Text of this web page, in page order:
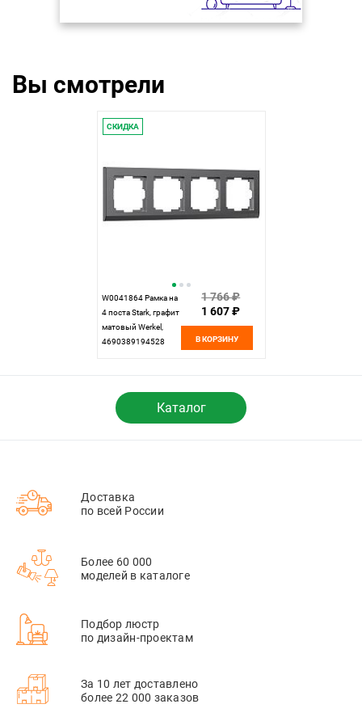
Вы смотрели
СКИДКА
W0041864 Рамка на
4 поста Stark, графит
матовый Werkel,
4690389194528
1 766 ₽
1 607 ₽
В КОРЗИНУ
Каталог
Доставка
по всей России
Более 60 000
моделей в каталоге
Подбор люстр
по дизайн-проектам
За 10 лет доставлено
более 22 000 заказов